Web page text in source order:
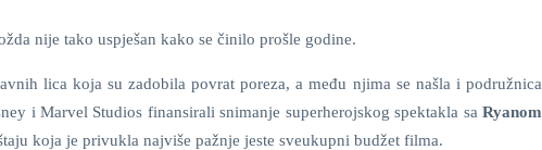
nije tako uspješan kako se činilo prošle godine.
lica koja su zadobila povrat poreza, a među njima se našla i podružnica
i Marvel Studios finansirali snimanje superherojskog spektakla sa Ryanom
koja je privukla najviše pažnje jeste sveukupni budžet filma.